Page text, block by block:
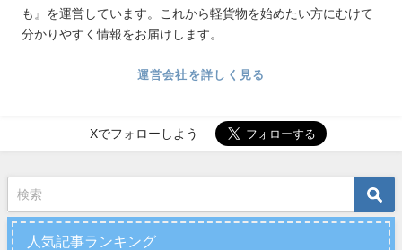
も』を運営しています。これから軽貨物を始めたい方にむけて
分かりやすく情報をお届けします。
運営会社を詳しく見る
Xでフォローしよう
人気記事ランキング